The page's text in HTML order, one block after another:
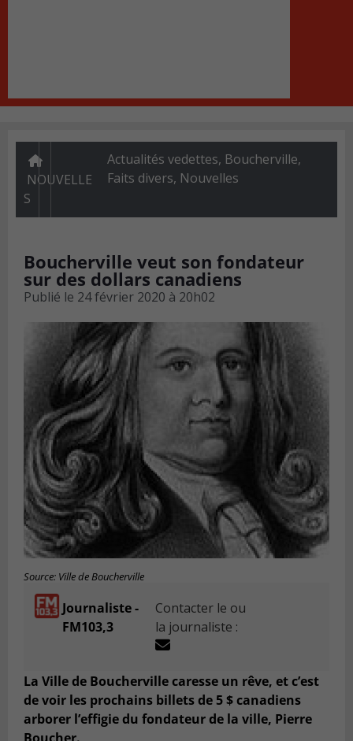
NOUVELLE
S
Actualités vedettes, Boucherville,
Faits divers, Nouvelles
Boucherville veut son fondateur
sur des dollars canadiens
Publié le 24 février 2020 à 20h02
Source: Ville de Boucherville
Journaliste -
FM103,3
Contacter le ou
la journaliste :
La Ville de Boucherville caresse un rêve, et c’est
de voir les prochains billets de 5 $ canadiens
arborer l’effigie du fondateur de la ville, Pierre